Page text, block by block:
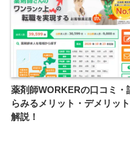
薬剤師WORKERの口コミ・
らみるメリット・デメリッ
解説！